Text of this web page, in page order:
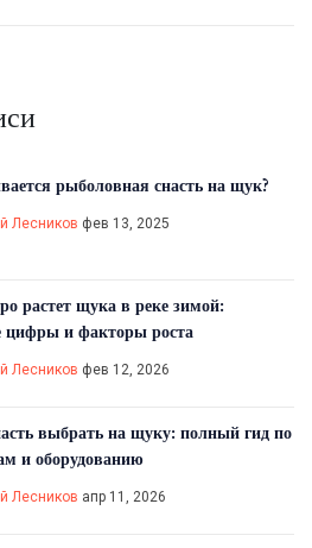
рыболовная снасть на щук?
Лесников фев 13, 2025
растет щука в реке зимой:
цифры и факторы роста
Лесников фев 12, 2026
выбрать на щуку: полный гид по
и оборудованию
Лесников апр 11, 2026